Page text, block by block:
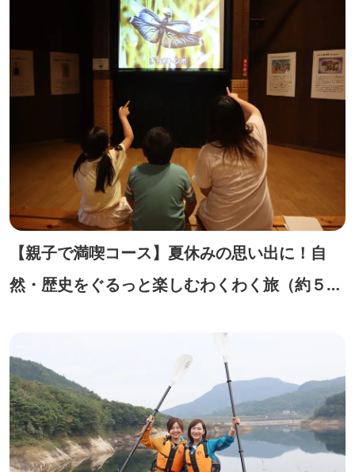
【親子で満喫コース】夏休みの思い出に！自
然・歴史をぐるっと楽しむわくわく旅（約５時